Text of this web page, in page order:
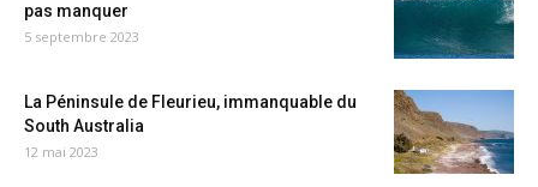
pas manquer
5 septembre 2023
La Péninsule de Fleurieu, immanquable du
South Australia
12 mai 2023